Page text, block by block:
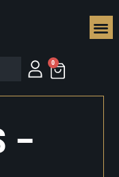
0
–